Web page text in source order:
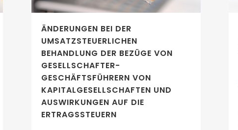
ÄNDERUNGEN BEI DER
UMSATZSTEUERLICHEN
BEHANDLUNG DER BEZÜGE VON
GESELLSCHAFTER-
GESCHÄFTSFÜHRERN VON
KAPITALGESELLSCHAFTEN UND
AUSWIRKUNGEN AUF DIE
ERTRAGSSTEUERN